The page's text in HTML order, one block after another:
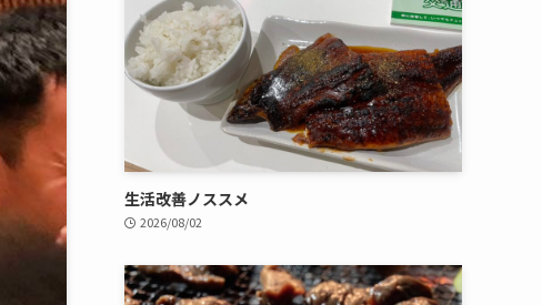
生活改善ノススメ
2026/08/02